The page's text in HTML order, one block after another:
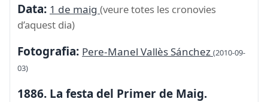
Data: 1 de maig (veure totes les cronovies
d’aquest dia)
Fotografia: Pere-Manel Vallès Sánchez (2010-09-
03)
1886. La festa del Primer de Maig.